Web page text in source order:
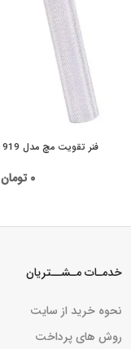
فنر تقویت مچ مدل 919 مقاومت 100LB
۰ تومان
خدمـات مـشــتریان
نحوه خرید از سایت
روش های پرداخت